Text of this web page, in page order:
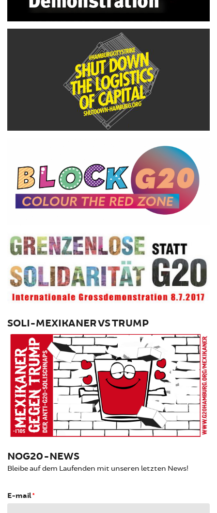
SOLI-MEXIKANER VS TRUMP
NOG20-NEWS
Bleibe auf dem Laufenden mit unseren letzten News!
E-mail*